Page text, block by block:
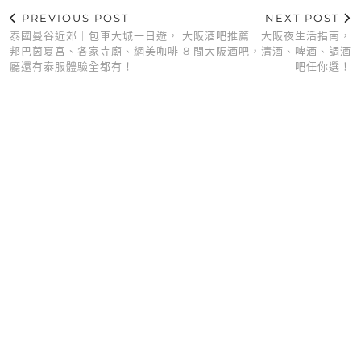
PREVIOUS POST
泰國曼谷近郊｜包車大城一日遊，
邦巴茵夏宮、各家寺廟、網美咖啡
廳還有泰服體驗全都有！
NEXT POST
大阪酒吧推薦｜大阪夜生活指南，
8 間大阪酒吧，清酒、啤酒、調酒
吧任你選！